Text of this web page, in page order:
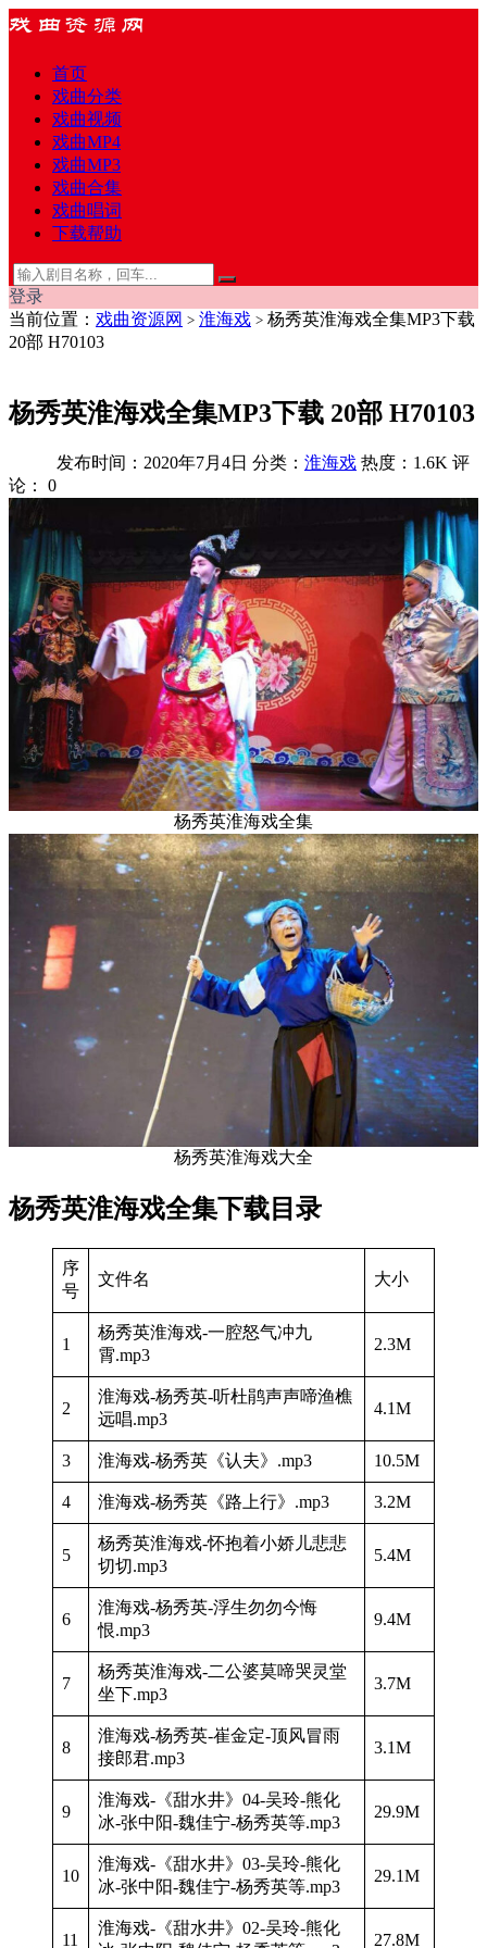
首页
戏曲分类
戏曲视频
戏曲MP4
戏曲MP3
戏曲合集
戏曲唱词
下载帮助
登录
当前位置： 戏曲资源网 > 淮海戏 > 杨秀英淮海戏全集MP3下载
20部 H70103
杨秀英淮海戏全集MP3下载 20部 H70103
发布时间：2020年7月4日 分类： 淮海戏 热度：1.6K 评
论：
0
杨秀英淮海戏全集
杨秀英淮海戏大全
杨秀英淮海戏全集下载目录
序
号
文件名 大小
1
杨秀英淮海戏-一腔怒气冲九
霄.mp3
2.3M
2
淮海戏-杨秀英-听杜鹃声声啼渔樵
远唱.mp3
4.1M
3 淮海戏-杨秀英《认夫》.mp3 10.5M
4 淮海戏-杨秀英《路上行》.mp3 3.2M
5
杨秀英淮海戏-怀抱着小娇儿悲悲
切切.mp3
5.4M
6
淮海戏-杨秀英-浮生勿勿今悔
恨.mp3
9.4M
7
杨秀英淮海戏-二公婆莫啼哭灵堂
坐下.mp3
3.7M
8
淮海戏-杨秀英-崔金定-顶风冒雨
接郎君.mp3
3.1M
9
淮海戏-《甜水井》04-吴玲-熊化
冰-张中阳-魏佳宁-杨秀英等.mp3
29.9M
10
淮海戏-《甜水井》03-吴玲-熊化
冰-张中阳-魏佳宁-杨秀英等.mp3
29.1M
11
淮海戏-《甜水井》02-吴玲-熊化
27.8M